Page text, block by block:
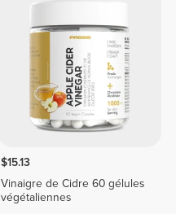
$15.13
Vinaigre de Cidre 60 gélules
végétaliennes